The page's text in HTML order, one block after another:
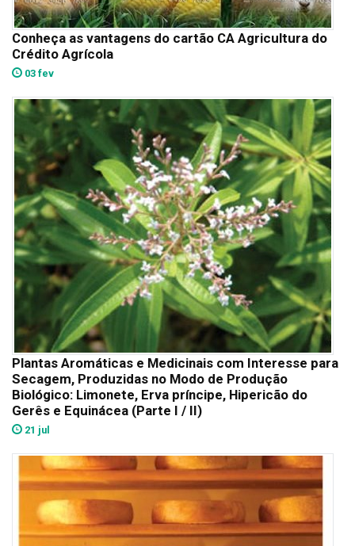
Conheça as vantagens do cartão CA Agricultura do
Crédito Agrícola
03 fev
Plantas Aromáticas e Medicinais com Interesse para
Secagem, Produzidas no Modo de Produção
Biológico: Limonete, Erva príncipe, Hipericão do
Gerês e Equinácea (Parte I / II)
21 jul